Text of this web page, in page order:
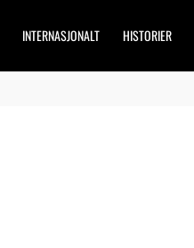
INTERNASJONALT HISTORIER